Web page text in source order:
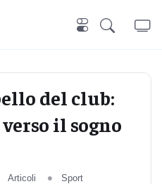
del club:
il sogno
Articoli
Sport